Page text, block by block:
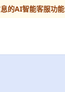
的AI智能客服功能